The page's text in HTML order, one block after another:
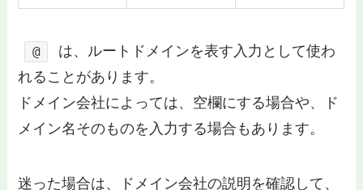
@
は、ルートドメインを表す入力として使わ
れることがあります。
ドメイン会社によっては、空欄にする場合や、ド
メイン名そのものを入力する場合もあります。
迷った場合は、ドメイン会社の説明を確認して、